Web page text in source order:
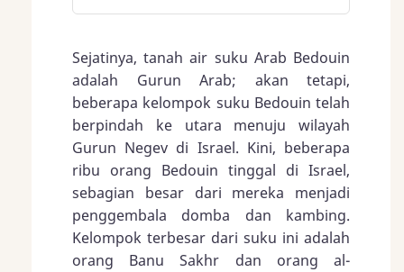
Sejatinya, tanah air suku Arab Bedouin
adalah Gurun Arab; akan tetapi,
beberapa kelompok suku Bedouin telah
berpindah ke utara menuju wilayah
Gurun Negev di Israel. Kini, beberapa
ribu orang Bedouin tinggal di Israel,
sebagian besar dari mereka menjadi
penggembala domba dan kambing.
Kelompok terbesar dari suku ini adalah
orang Banu Sakhr dan orang al-